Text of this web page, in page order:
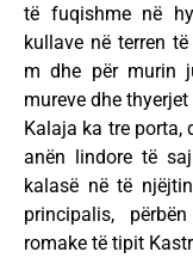
të fuqishme në
kullave në terren
m dhe për murin
mureve dhe
Kalaja ka tre porta,
anën lindore të
kalasë në të
principalis,
romake të tipit